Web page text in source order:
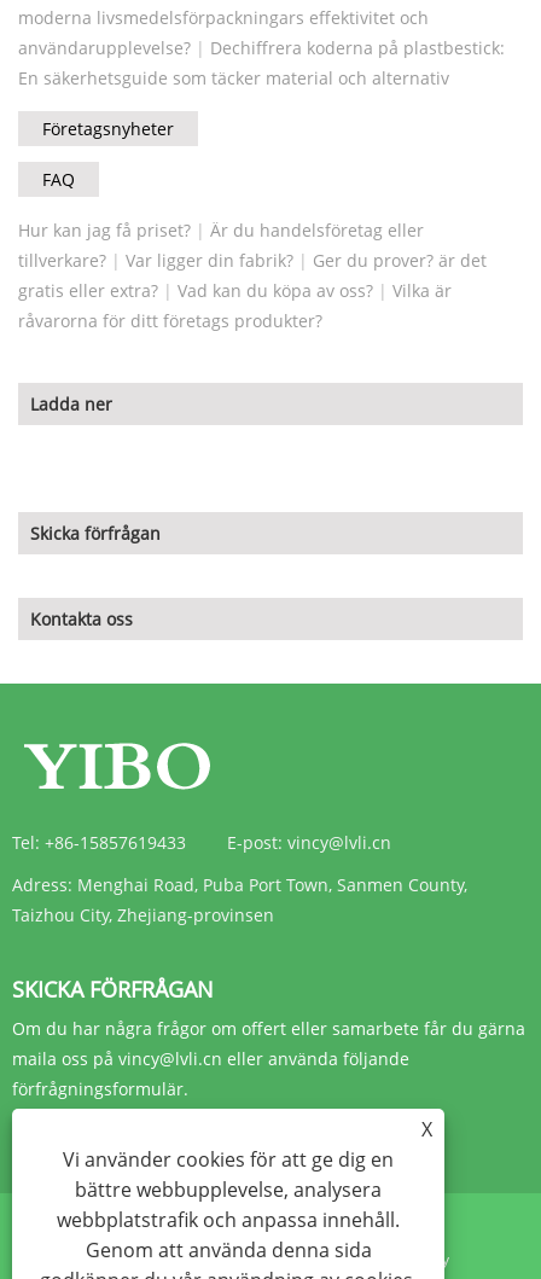
moderna livsmedelsförpackningars effektivitet och
användarupplevelse? | Dechiffrera koderna på plastbestick:
En säkerhetsguide som täcker material och alternativ
Företagsnyheter
FAQ
Hur kan jag få priset? | Är du handelsföretag eller
tillverkare? | Var ligger din fabrik? | Ger du prover? är det
gratis eller extra? | Vad kan du köpa av oss? | Vilka är
råvarorna för ditt företags produkter?
Ladda ner
Skicka förfrågan
Kontakta oss
Tel: +86-15857619433 E-post: vincy@lvli.cn
Adress: Menghai Road, Puba Port Town, Sanmen County,
Taizhou City, Zhejiang-provinsen
SKICKA FÖRFRÅGAN
Om du har några frågor om offert eller samarbete får du gärna
maila oss på vincy@lvli.cn eller använda följande
förfrågningsformulär.
Links Sitemap RSS XML Sekretesspolicy
X
Vi använder cookies för att ge dig en
bättre webbupplevelse, analysera
webbplatstrafik och anpassa innehåll.
Genom att använda denna sida